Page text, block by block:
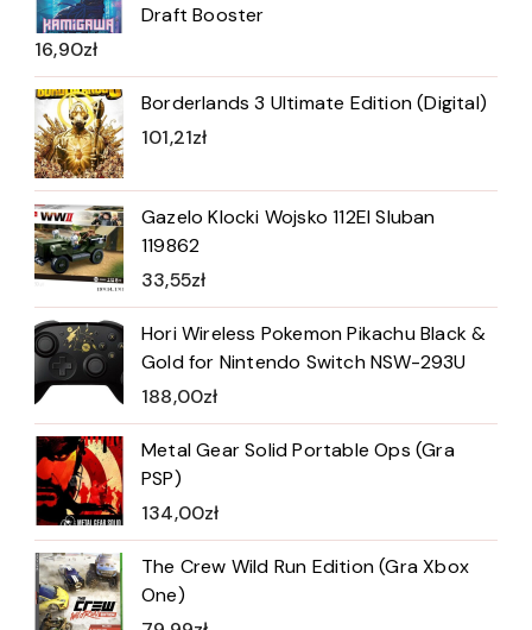
Draft Booster
16,90zł
Borderlands 3 Ultimate Edition (Digital)
101,21zł
Gazelo Klocki Wojsko 112El Sluban
119862
33,55zł
Hori Wireless Pokemon Pikachu Black &
Gold for Nintendo Switch NSW-293U
188,00zł
Metal Gear Solid Portable Ops (Gra
PSP)
134,00zł
The Crew Wild Run Edition (Gra Xbox
One)